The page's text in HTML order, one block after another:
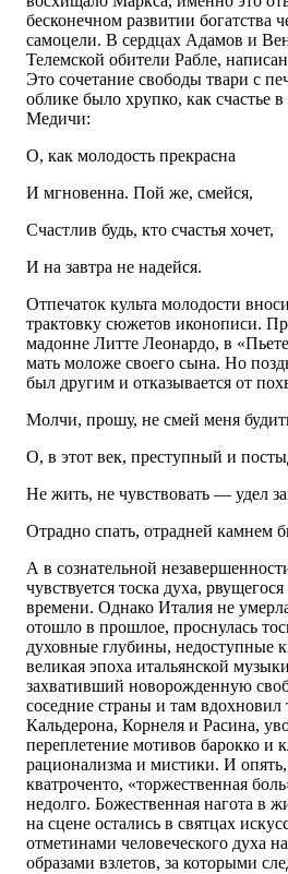
бесконечном развитии богатства
самоцели. В сердцах Адамов и
Телемской обители Рабле,
Это сочетание свободы твари с
облике было хрупко, как счастье
Медичи:
О, как молодость прекрасна
И мгновенна. Пой же, смейся,
Счастлив будь, кто счастья хочет,
И на завтра не надейся.
Отпечаток культа молодости
трактовку сюжетов иконописи.
мадонне Литте Леонардо, в
мать моложе своего сына. Но
был другим и отказывается от
Молчи, прошу, не смей меня
О, в этот век, преступный и
Не жить, не чувствовать — удел
Отрадно спать, отрадней камнем
А в сознательной
чувствуется тоска духа,
времени. Однако Италия не
отошло в прошлое, проснулась
духовные глубины, недоступные
великая эпоха итальянской
захвативший новорожденную
соседние страны и там
Кальдерона, Корнеля и Расина,
переплетение мотивов барокко и
рационализма и мистики. И опять,
кватроченто, «торжественная
недолго. Божественная нагота в
на сцене остались в святцах
отметинами человеческого духа
образами взлетов, за которыми